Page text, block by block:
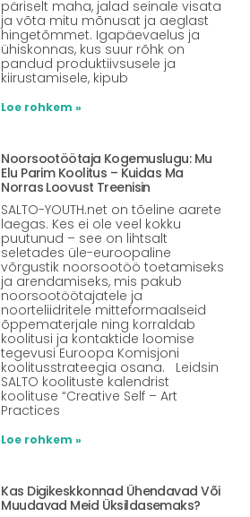
päriselt maha, jalad seinale visata
ja võta mitu mõnusat ja aeglast
hingetõmmet. Igapäevaelus ja
ühiskonnas, kus suur rõhk on
pandud produktiivsusele ja
kiirustamisele, kipub
Loe rohkem »
Noorsootöötaja Kogemuslugu: Mu
Elu Parim Koolitus – Kuidas Ma
Norras Loovust Treenisin
SALTO-YOUTH.net on tõeline aarete
laegas. Kes ei ole veel kokku
puutunud – see on lihtsalt
seletades üle-euroopaline
võrgustik noorsootöö toetamiseks
ja arendamiseks, mis pakub
noorsootöötajatele ja
noorteliidritele mitteformaalseid
õppematerjale ning korraldab
koolitusi ja kontaktide loomise
tegevusi Euroopa Komisjoni
koolitusstrateegia osana. Leidsin
SALTO koolituste kalendrist
koolituse “Creative Self – Art
Practices
Loe rohkem »
Kas Digikeskkonnad Ühendavad Või
Muudavad Meid Üksildasemaks?